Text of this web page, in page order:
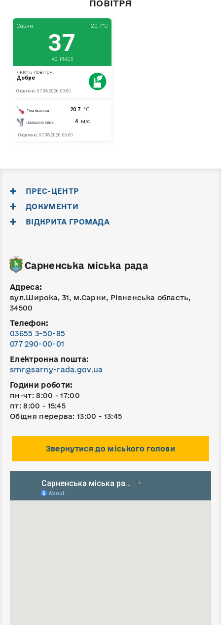
ПОВІТРЯ
ПРЕС-ЦЕНТР
ДОКУМЕНТИ
ВІДКРИТА ГРОМАДА
Сарненська міська рада
Адреса:
вул.Широка, 31, м.Сарни, Рівненська область,
34500
Телефон:
03655 3-50-85
077 290-00-01
Електронна пошта:
smr@sarny-rada.gov.ua
Години роботи:
пн-чт: 8:00 - 17:00
пт: 8:00 - 15:45
Обідня перерва: 13:00 - 13:45
Звернутися до міського голови